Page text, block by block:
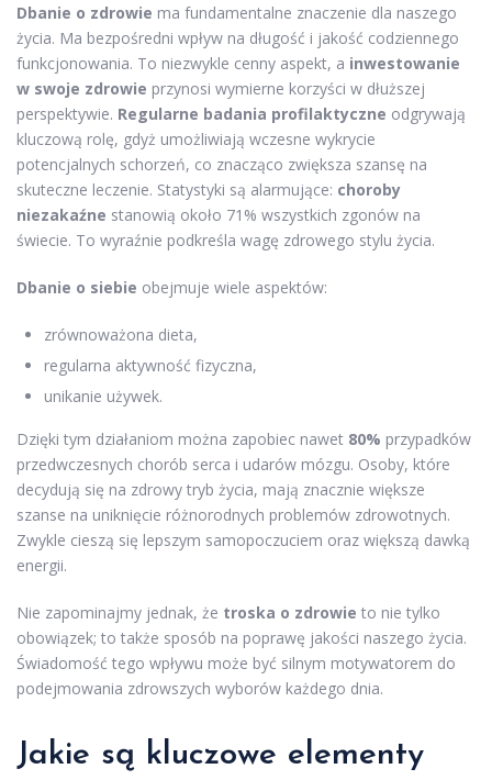
Dbanie o zdrowie ma fundamentalne znaczenie dla naszego
życia. Ma bezpośredni wpływ na długość i jakość codziennego
funkcjonowania. To niezwykle cenny aspekt, a inwestowanie
w swoje zdrowie przynosi wymierne korzyści w dłuższej
perspektywie. Regularne badania profilaktyczne odgrywają
kluczową rolę, gdyż umożliwiają wczesne wykrycie
potencjalnych schorzeń, co znacząco zwiększa szansę na
skuteczne leczenie. Statystyki są alarmujące: choroby
niezakaźne stanowią około 71% wszystkich zgonów na
świecie. To wyraźnie podkreśla wagę zdrowego stylu życia.
Dbanie o siebie obejmuje wiele aspektów:
zrównoważona dieta,
regularna aktywność fizyczna,
unikanie używek.
Dzięki tym działaniom można zapobiec nawet 80% przypadków
przedwczesnych chorób serca i udarów mózgu. Osoby, które
decydują się na zdrowy tryb życia, mają znacznie większe
szanse na uniknięcie różnorodnych problemów zdrowotnych.
Zwykle cieszą się lepszym samopoczuciem oraz większą dawką
energii.
Nie zapominajmy jednak, że troska o zdrowie to nie tylko
obowiązek; to także sposób na poprawę jakości naszego życia.
Świadomość tego wpływu może być silnym motywatorem do
podejmowania zdrowszych wyborów każdego dnia.
Jakie są kluczowe elementy